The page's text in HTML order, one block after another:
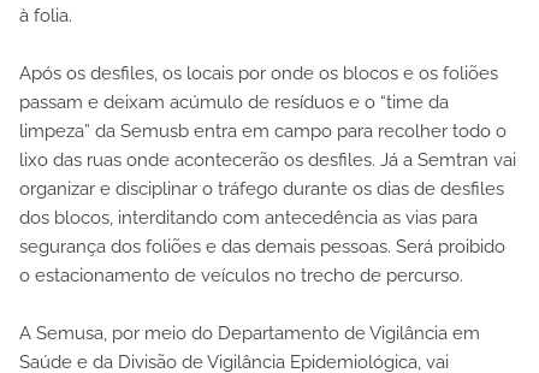
à folia.
Após os desfiles, os locais por onde os blocos e os foliões
passam e deixam acúmulo de resíduos e o “time da
limpeza” da Semusb entra em campo para recolher todo o
lixo das ruas onde acontecerão os desfiles. Já a Semtran vai
organizar e disciplinar o tráfego durante os dias de desfiles
dos blocos, interditando com antecedência as vias para
segurança dos foliões e das demais pessoas. Será proibido
o estacionamento de veículos no trecho de percurso.
A Semusa, por meio do Departamento de Vigilância em
Saúde e da Divisão de Vigilância Epidemiológica, vai